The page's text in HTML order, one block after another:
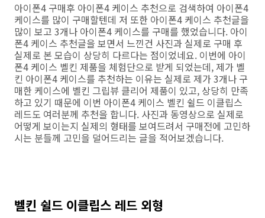
아이폰4 구매후 아이폰4 케이스 추천으로 검색하여 아이폰4
케이스를 많이 구매할텐데 저 또한 아이폰4 케이스 추천글을
많이 보고 3개나 아이폰4 케이스를 구매를 했었습니다. 아이
폰4 케이스 추천글을 보면서 느낀건 사진과 실제로 구매 후
실제로 본 모습이 상당히 다르다는 점이었네요. 이번에 아이
폰4 케이스 벨킨 제품을 체험단으로 받게 되었는데, 제가 벨
킨 아이폰4 케이스를 추천하는 이유는 실제로 제가 3개나 구
매한 케이스에 벨킨 그립뷰 클리어 제품이 있고, 상당히 만족
하고 있기 때문에 이번 아이폰4 케이스 벨킨 쉴드 이클립스
레드도 여러분께 추천을 합니다. 사진과 동영상으로 실제로
어떻게 보이는지 실제의 형태를 보여드려서 구매전에 고민하
시는 분들께 고민을 덜어드리는 글을 적어보겠습니다.
벨킨 쉴드 이클립스 레드 외형